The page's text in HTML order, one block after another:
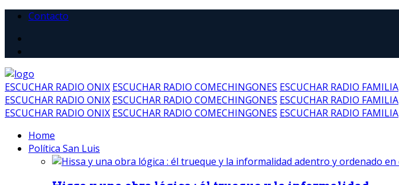
Contacto
ESCUCHAR RADIO ONIX ESCUCHAR RADIO COMECHINGONES ESCUCHAR RADIO FAMILIA
ESCUCHAR RADIO ONIX ESCUCHAR RADIO COMECHINGONES ESCUCHAR RADIO FAMILIA
ESCUCHAR RADIO ONIX ESCUCHAR RADIO COMECHINGONES ESCUCHAR RADIO FAMILIA
Home
Política San Luis